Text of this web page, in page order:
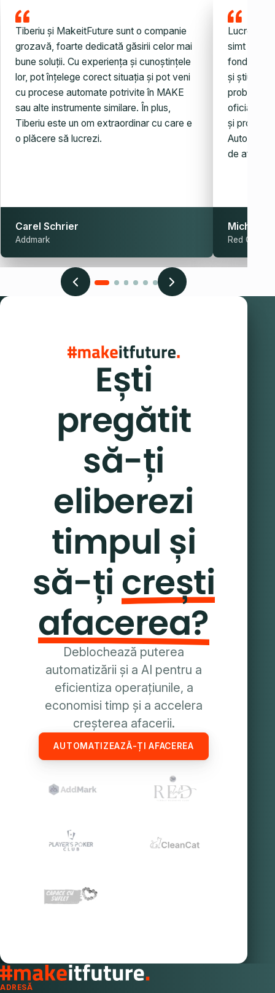
Tiberiu și MakeitFuture sunt o companie
grozavă, foarte dedicată găsirii celor mai
bune soluții. Cu experiența și cunoștințele
lor, pot înțelege corect situația și pot veni
cu procese automate potrivite în MAKE
sau alte instrumente similare. În plus,
Tiberiu este un om extraordinar cu care e
o plăcere să lucrezi.
Carel Schrier
Addmark
Lucrez cu
simt
și știu ce
probleme,
oficială
și
de afaceri.
Michaela
Red Club
Ești
pregătit
să-ți
eliberezi
timpul și
să-țicrești
afacerea?
Deblochează puterea
automatizării și a AI pentru a
eficientiza operațiunile, a
economisi timp și a accelera
creșterea afacerii.
AUTOMATIZEAZĂ-ȚI AFACEREA
ADRESĂ